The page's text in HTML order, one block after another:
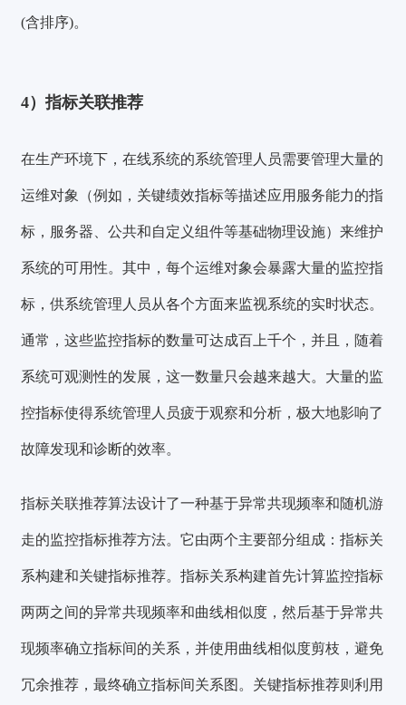
(含排序)。
4）指标关联推荐
在生产环境下，在线系统的系统管理人员需要管理大量的
运维对象（例如，关键绩效指标等描述应用服务能力的指
标，服务器、公共和自定义组件等基础物理设施）来维护
系统的可用性。其中，每个运维对象会暴露大量的监控指
标，供系统管理人员从各个方面来监视系统的实时状态。
通常，这些监控指标的数量可达成百上千个，并且，随着
系统可观测性的发展，这一数量只会越来越大。大量的监
控指标使得系统管理人员疲于观察和分析，极大地影响了
故障发现和诊断的效率。
指标关联推荐算法设计了一种基于异常共现频率和随机游
走的监控指标推荐方法。它由两个主要部分组成：指标关
系构建和关键指标推荐。指标关系构建首先计算监控指标
两两之间的异常共现频率和曲线相似度，然后基于异常共
现频率确立指标间的关系，并使用曲线相似度剪枝，避免
冗余推荐，最终确立指标间关系图 。 关键指标推荐则利用